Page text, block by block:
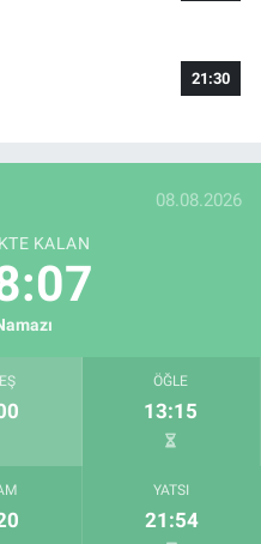
21:30
08.08.2026
KALAN
ÖĞLE
13:15
YATSI
21:54